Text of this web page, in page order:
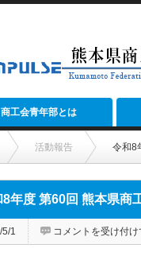
商工会青年部とは
活動報告 令和8
8年度 第60回 熊本県商
1
令
コメントを受け付け